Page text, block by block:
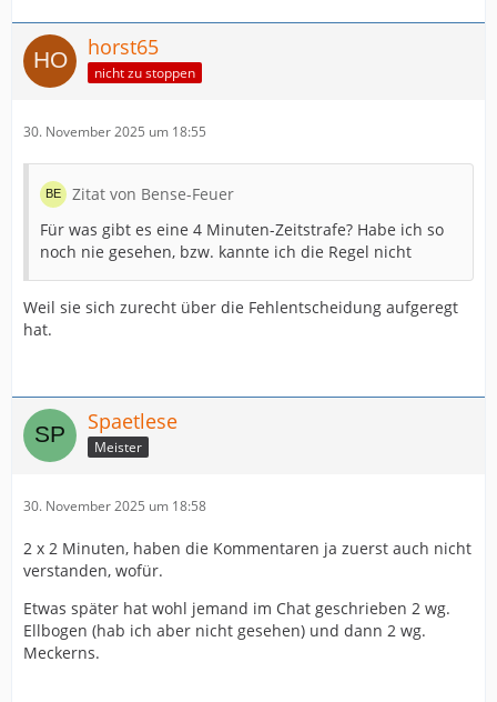
horst65
nicht zu stoppen
30. November 2025 um 18:55
Zitat von Bense-Feuer
Für was gibt es eine 4 Minuten-Zeitstrafe? Habe ich so
noch nie gesehen, bzw. kannte ich die Regel nicht
Weil sie sich zurecht über die Fehlentscheidung aufgeregt
hat.
Spaetlese
Meister
30. November 2025 um 18:58
2 x 2 Minuten, haben die Kommentaren ja zuerst auch nicht
verstanden, wofür.
Etwas später hat wohl jemand im Chat geschrieben 2 wg.
Ellbogen (hab ich aber nicht gesehen) und dann 2 wg.
Meckerns.